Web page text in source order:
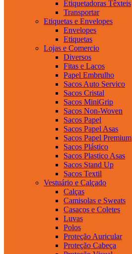
Etiquetadoras Têxteis
Transportar
Etiquetas e Envelopes
Envelopes
Etiquetas
Lojas e Comercio
Diversos
Fitas e Lacos
Papel Embrulho
Sacos Auto Servico
Sacos Cristal
Sacos MiniGrip
Sacos Non-Woven
Sacos Papel
Sacos Papel Asas
Sacos Papel Premium
Sacos Plástico
Sacos Plastico Asas
Sacos Stand Up
Sacos Textil
Vestuário e Calçado
Calças
Camisolas e Sweats
Casacos e Coletes
Luvas
Polos
Proteção Auricular
Proteção Cabeça